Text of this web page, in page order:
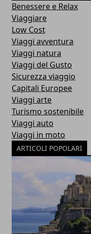
Benessere e Relax
Viaggiare
Low Cost
Viaggi avventura
Viaggi natura
Viaggi del Gusto
Sicurezza viaggio
Capitali Europee
Viaggi arte
Turismo sostenibile
Viaggi auto
Viaggi in moto
ARTICOLI POPOLARI